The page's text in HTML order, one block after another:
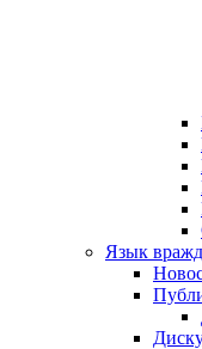
Язык